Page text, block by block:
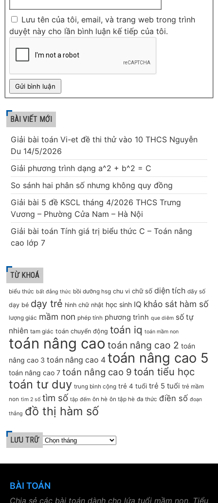
Lưu tên của tôi, email, và trang web trong trình
duyệt này cho lần bình luận kế tiếp của tôi.
BÀI VIẾT MỚI
Giải bài toán Vi-et đề thi thử vào 10 THCS Nguyễn
Du 14/5/2026
Giải phương trình dạng a^2 + b^2 = C
So sánh hai phân số nhưng không quy đồng
Giải bài 5 đề KSCL tháng 4/2026 THCS Trưng
Vương – Phường Cửa Nam – Hà Nội
Giải bài toán Tính giá trị biểu thức C – Toán nâng
cao lớp 7
TỪ KHOÁ
biểu thức bất đẳng thức bồi dưỡng hsg chu vi chữ số diện tích dãy số
dạy bé dạy trẻ hình chữ nhật học sinh IQ khảo sát hàm số
lượng giác mầm non phép tính phương trình que diêm số tự
nhiên tam giác toán chuyển động toán iq toán mầm non
toán nâng cao toán nâng cao 2 toán
nâng cao 3 toán nâng cao 4 toán nâng cao 5
toán nâng cao 7 toán nâng cao 9 toán tiểu học
toán tư duy trung bình cộng trẻ 4 tuổi trẻ 5 tuổi trẻ mầm
non tìm 2 số tìm số tập đếm ôn hè ôn tập hè đa thức điền số đoạn
thẳng đồ thị hàm số
LƯU TRỮ
BÀI TOÁN
Chia sẻ các bài toán dành cho lứa tuổi mầm non, Tiểu